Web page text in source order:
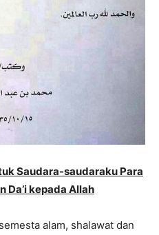
Saudara-saudaraku Para
Da’i kepada Allah
alam, shalawat dan